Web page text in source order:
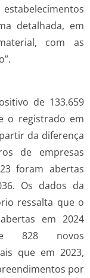
detalhada, em
com as
de 133.659
o registrado em
da diferença
de empresas
foram abertas
Os dados da
ressalta que o
em 2024
828 novos
que em 2023,
por